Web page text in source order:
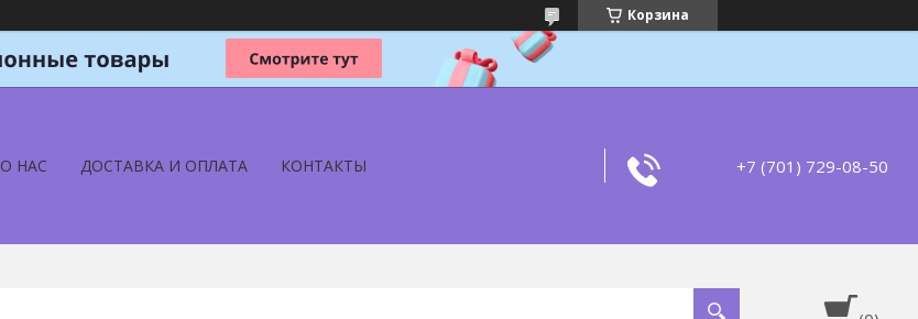
Корзина
О НАС ДОСТАВКА И ОПЛАТА КОНТАКТЫ +7 (701) 729-08-50